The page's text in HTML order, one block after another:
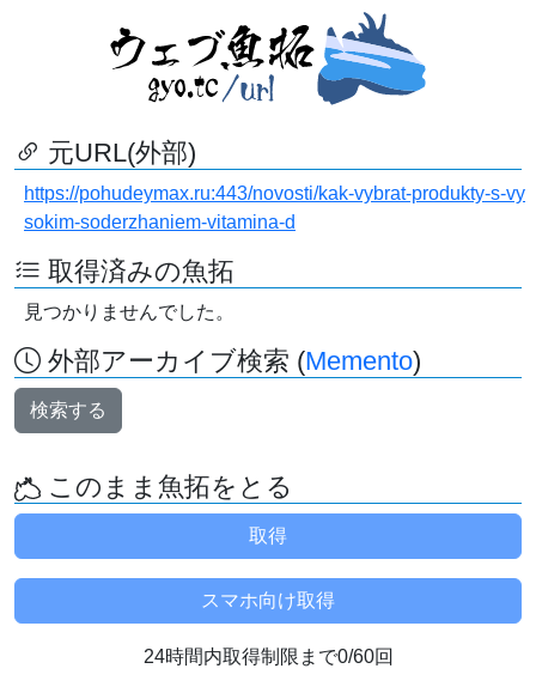
元URL(外部)
https://pohudeymax.ru:443/novosti/kak-vybrat-produkty-s-vy
sokim-soderzhaniem-vitamina-d
取得済みの魚拓
見つかりませんでした。
外部アーカイブ検索 (Memento)
検索する
このまま魚拓をとる
24時間内取得制限まで0/60回